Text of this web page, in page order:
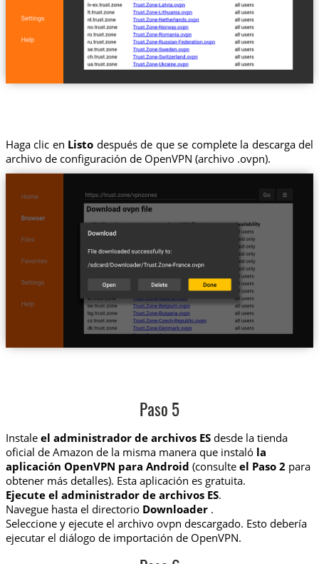
Haga clic en Listo después de que se complete la descarga del
archivo de configuración de OpenVPN (archivo .ovpn).
Paso 5
Instale el administrador de archivos ESdesde la tienda
oficial de Amazon de la misma manera que instaló la
aplicación OpenVPN para Android (consulte el Paso 2 para
obtener más detalles). Esta aplicación es gratuita.
Ejecute el administrador de archivos ES.
Navegue hasta el directorio Downloader.
Seleccione y ejecute el archivo ovpn descargado. Esto debería
ejecutar el diálogo de importación de OpenVPN.